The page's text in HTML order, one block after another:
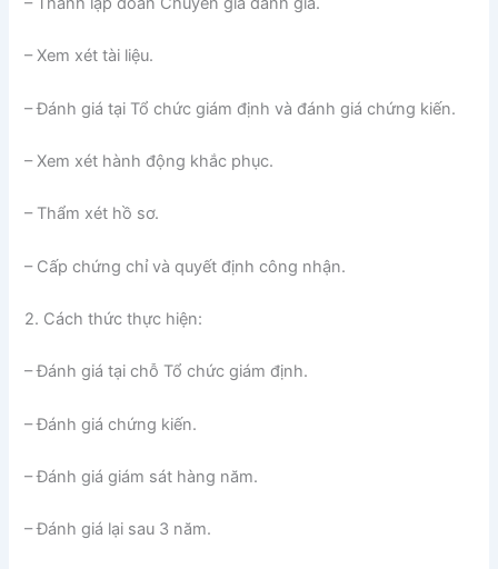
– Xem xét tài liệu.
– Đánh giá tại Tổ chức giám định và đánh giá chứng kiến.
– Xem xét hành động khắc phục.
– Thẩm xét hồ sơ.
– Cấp chứng chỉ và quyết định công nhận.
2. Cách thức thực hiện:
– Đánh giá tại chỗ Tổ chức giám định.
– Đánh giá chứng kiến.
– Đánh giá giám sát hàng năm.
– Đánh giá lại sau 3 năm.